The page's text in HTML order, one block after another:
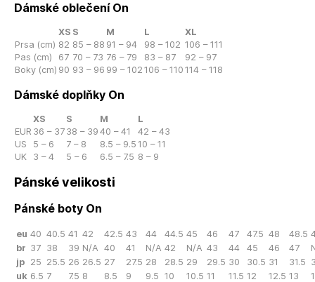
Dámské oblečení On
XS S M L
XL
Prsa (cm) 82 85 – 88 91 – 94 98 – 102 106 – 111
Pas (cm)
67 70 – 73 76 – 79 83 – 87
92 – 97
Boky (cm) 90 93 – 96 99 – 102 106 – 110 114 – 118
Dámské doplňky On
XS S M
L
EUR 36 – 37 38 – 39 40 – 41
42 – 43
US
5 – 6 7 – 8 8.5 – 9.5 10 – 11
UK
3 – 4 5 – 6 6.5 – 7.5 8 – 9
Pánské velikosti
Pánské boty On
eu 40 40.5 41 42 42.5 43 44 44.5 45 46 47 47.5 48 48.5
br 37 38 39 N/A 40 41 N/A 42 N/A 43 44 45 46 47
jp 25 25.5 26 26.5 27 27.5 28 28.5 29 29.5 30 30.5 31 31.5
uk 6.5 7 7.5 8 8.5 9 9.5 10 10.5 11 11.5 12 12.5 13